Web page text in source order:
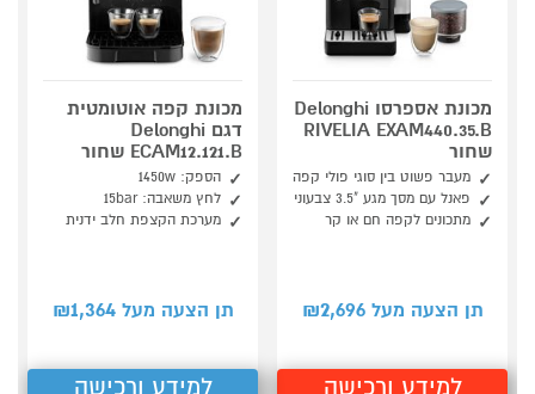
מכונת אספרסו Delonghi
RIVELIA EXAM440.35.B
שחור
מעבר פשוט בין סוגי פולי קפה
פאנל עם מסך מגע "3.5 צבעוני
מתכונים לקפה חם או קר
תן הצעה מעל ₪ 2,696
למידע ורכישה
מכונת קפה אוטומטית
דגם Delonghi
ECAM12.121.B שחור
הספק: 1450w
לחץ משאבה: 15bar
מערכת הקצפת חלב ידנית
תן הצעה מעל ₪ 1,364
למידע ורכישה